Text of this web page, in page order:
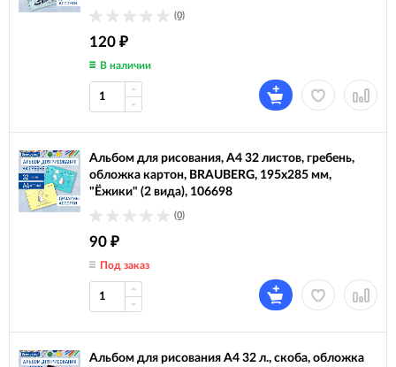
(0)
120 ₽
В наличии
Альбом для рисования, А4 32 листов, гребень,
обложка картон, BRAUBERG, 195х285 мм,
"Ёжики" (2 вида), 106698
(0)
90 ₽
Под заказ
Альбом для рисования А4 32 л., скоба, обложка